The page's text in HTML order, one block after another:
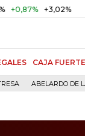
+3,02% DTF
CAJA FUERTE
ABELARDO DE